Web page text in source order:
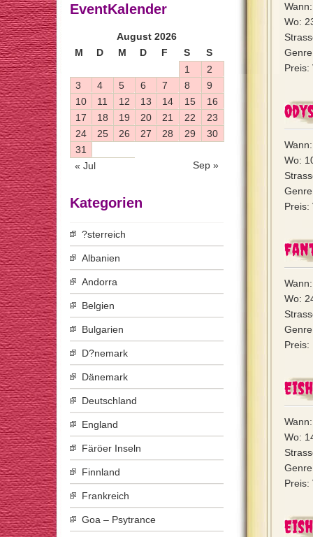
Wo:
Preis:
Wo:
Preis:
Wo:
Preis:
Wo:
Preis:
EventKalender
August 2026
M
D M D F S S
« Jul Sep »
1
2
3
4 5 6 7 8
9
10
11 12 13 14 15
16
17
18 19 20 21 22
23
24
25 26 27 28 29
30
31
Kategorien
?sterreich
Albanien
Andorra
Belgien
Bulgarien
D?nemark
Dänemark
Deutschland
England
Färöer Inseln
Finnland
Frankreich
Goa – Psytrance